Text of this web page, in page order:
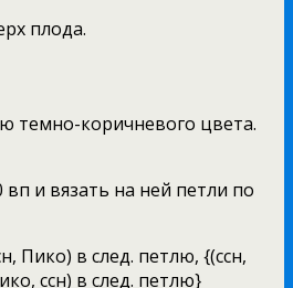
плода.
темно-коричневого цвета.
вп и вязать на ней петли по
Пико) в след. петлю, {(ссн,
ссн) в след. петлю}